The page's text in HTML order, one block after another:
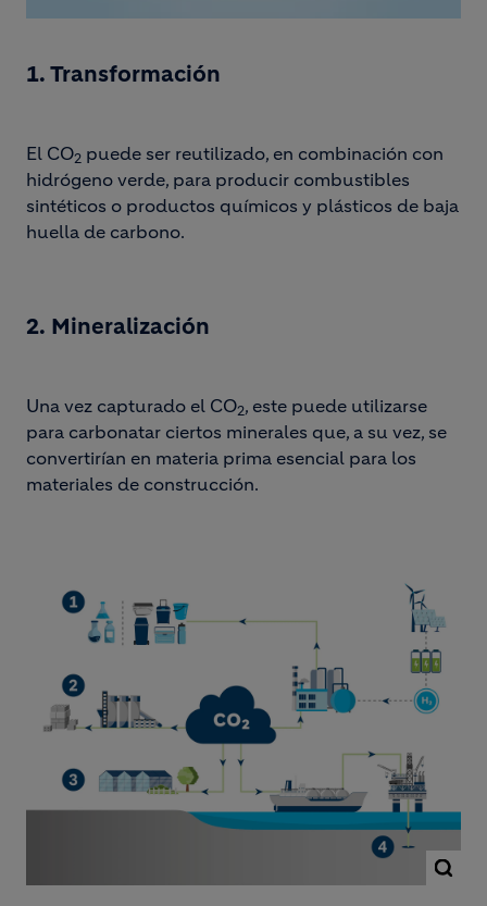
1. Transformación
El CO2 puede ser reutilizado, en combinación con
hidrógeno verde, para producir combustibles
sintéticos o productos químicos y plásticos de baja
huella de carbono.
2. Mineralización
Una vez capturado el CO2, este puede utilizarse
para carbonatar ciertos minerales que, a su vez, se
convertirían en materia prima esencial para los
materiales de construcción.